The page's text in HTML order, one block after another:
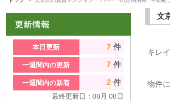
文
キレ
物件
本日更新 7 件
一週間内の更新 7 件
一週間内の新着 2 件
最終更新日： 08 月 08日